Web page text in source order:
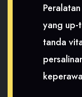
yang
tanda